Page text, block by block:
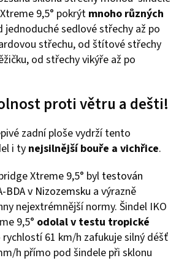
9,5° pokrýt mnoho různých
jednoduché sedlové střechy až po
střechu, od štítové střechy
od střechy vikýře až po
proti větru a dešti!
zadní ploše vydrží tento
i tynejsilnější bouře a vichřice.
Xtreme 9,5° byl testován
v Nizozemsku a výrazně
nejextrémnější normy. Šindel IKO
9,5° odolal v testu tropické
rychlostí 61 km/h zafukuje silný déšť
h přímo pod šindele při sklonu